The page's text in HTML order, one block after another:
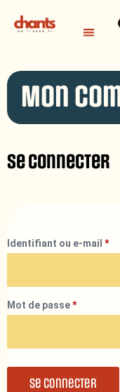
Mon
Se connecter
Identifiant ou e-mail *
Mot de passe*
Se connecter